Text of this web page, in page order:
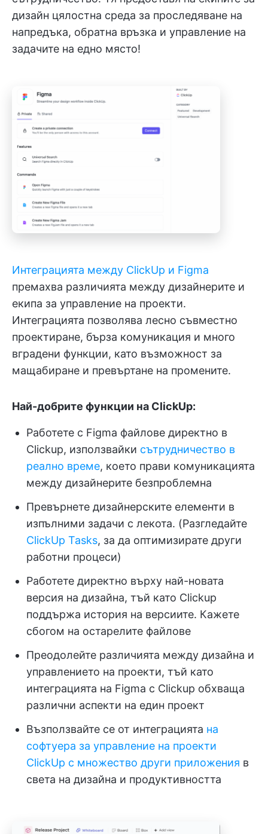
дизайн цялостна среда за проследяване на
напредъка, обратна връзка и управление на
задачите на едно място!
Интеграцията между ClickUp и Figma
премахва различията между дизайнерите и
екипа за управление на проекти.
Интеграцията позволява лесно съвместно
проектиране, бърза комуникация и много
вградени функции, като възможност за
мащабиране и превъртане на промените.
Най-добрите функции на ClickUp:
Работете с Figma файлове директно в
Clickup, използвайки сътрудничество в
реално време, което прави комуникацията
между дизайнерите безпроблемна
Превърнете дизайнерските елементи в
изпълними задачи с лекота. (Разгледайте
ClickUp Tasks, за да оптимизирате други
работни процеси)
Работете директно върху най-новата
версия на дизайна, тъй като Clickup
поддържа история на версиите. Кажете
сбогом на остарелите файлове
Преодолейте различията между дизайна и
управлението на проекти, тъй като
интеграцията на Figma с Clickup обхваща
различни аспекти на един проект
Възползвайте се от интеграцията на
софтуера за управление на проекти
ClickUp с множество други приложения в
света на дизайна и продуктивността